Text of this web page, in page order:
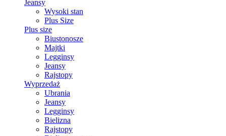
Jeansy
Wysoki stan
Plus Size
Plus size
Biustonosze
Majtki
Legginsy
Jeansy
Rajstopy
Wyprzedaż
Ubrania
Jeansy
Legginsy
Bielizna
Rajstopy